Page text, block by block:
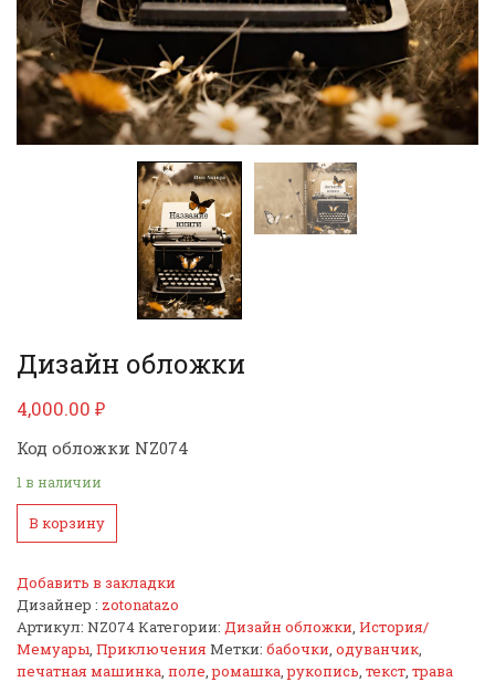
Дизайн обложки
4,000.00 ₽
Код обложки NZ074
1 в наличии
В корзину
Добавить в закладки
Дизайнер : zotonatazo
Артикул: NZ074Категории: Дизайн обложки История/
Мемуары Приключения Метки: бабочки одуванчик
печатная машинка поле ,ромашка ,рукопись текст трава